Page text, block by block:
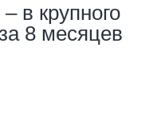
в крупного
8 месяцев